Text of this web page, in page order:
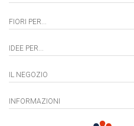
FIORI PER...
IDEE PER...
IL NEGOZIO
INFORMAZIONI